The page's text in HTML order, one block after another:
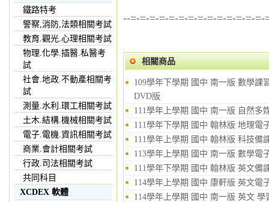
鐵路特考
警察,消防,法類相關考試
教育.觀光.心理相關考試
物理.化學.插醫.私醫考
試
社會.地政.不動產相關考
試
測量.水利.環工相關考試
土木.結構.機械相關考試
電子.電機.資訊相關考試
商業.會計相關考試
行政.司法相關考試
共同科目
XCDEX 軟體
--=-=-=-=-=-=-=-=-=-=-=-=-=-
相關商品
109學年下學期 國中 南一版 數學課
DVD版
111學年上學期 國中 南一版 自然多
111學年下學期 國中 翰林版 地理電
111學年上學期 國中 翰林版 科技備
113學年上學期 國中 南一版 數學電
111學年下學期 國中 翰林版 英文備
114學年上學期 國中 康軒版 英文電
114學年上學期 國中 南一版 英文